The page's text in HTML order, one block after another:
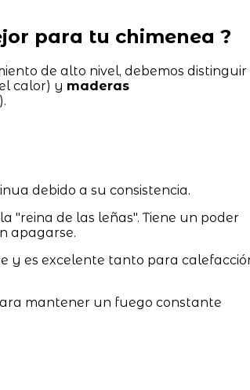
para tu chimenea ?
de alto nivel, debemos distinguir
calor) y maderas
debido a su consistencia.
"reina de las leñas". Tiene un poder
apagarse.
es excelente tanto para
mantener un fuego constante